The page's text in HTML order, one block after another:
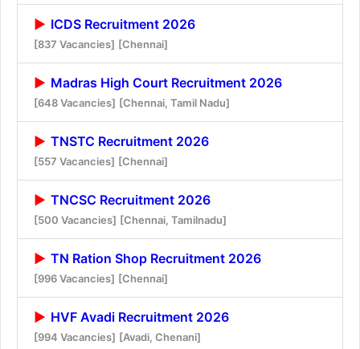
ICDS Recruitment 2026
[837 Vacancies] [Chennai]
Madras High Court Recruitment 2026
[648 Vacancies] [Chennai, Tamil Nadu]
TNSTC Recruitment 2026
[557 Vacancies] [Chennai]
TNCSC Recruitment 2026
[500 Vacancies] [Chennai, Tamilnadu]
TN Ration Shop Recruitment 2026
[996 Vacancies] [Chennai]
HVF Avadi Recruitment 2026
[994 Vacancies] [Avadi, Chenani]